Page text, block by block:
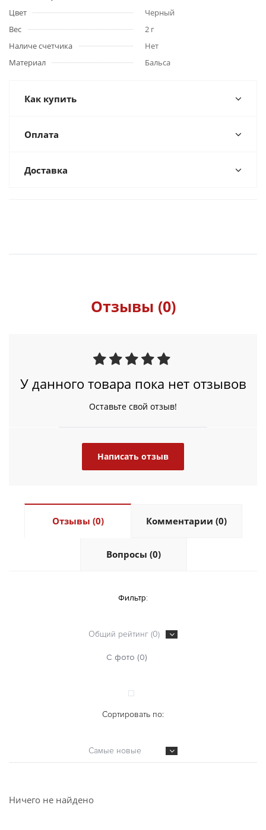
Цвет
Черный
Вес
2 г
Наличе счетчика
Нет
Материал
Бальса
Как купить
Оплата
Доставка
Отзывы (0)
У данного товара пока нет отзывов
Оставьте свой отзыв!
Написать отзыв
Отзывы (0) Комментарии (0)
Вопросы (0)
Фильтр:
Общий рейтинг (0)
С фото (0)
Сортировать по:
Самые новые
Ничего не найдено